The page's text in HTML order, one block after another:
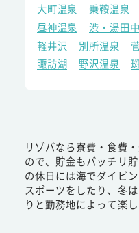
大町温泉
乗鞍温泉
昼神温泉
渋・湯田
軽井沢
別所温泉
諏訪湖
野沢温泉
リゾバなら寮費・食費
ので、貯金もバッチリ
の休日には海でダイビ
スポーツをしたり、冬
りと勤務地によって楽